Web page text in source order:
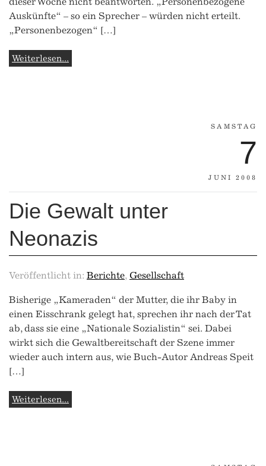
Auskünfte“ – so ein Sprecher – würden nicht erteilt.
„Personenbezogen“ […]
Weiterlesen...
SAMSTAG
7
JUNI 2008
Die Gewalt unter
Neonazis
Veröffentlicht in: Berichte, Gesellschaft
Bisherige „Kameraden“ der Mutter, die ihr Baby in
einen Eisschrank gelegt hat, sprechen ihr nach der Tat
ab, dass sie eine „Nationale Sozialistin“ sei. Dabei
wirkt sich die Gewaltbereitschaft der Szene immer
wieder auch intern aus, wie Buch-Autor Andreas Speit
[…]
Weiterlesen...